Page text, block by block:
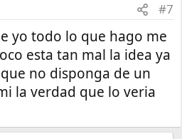
#7
yo todo lo que hago me
esta tan mal la idea ya
no disponga de un
la verdad que lo veria